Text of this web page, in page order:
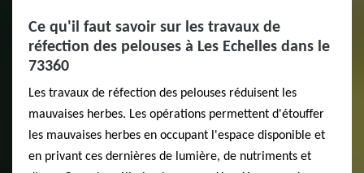
Ce qu'il faut savoir sur les travaux de
réfection des pelouses à Les Echelles dans le
73360
Les travaux de réfection des pelouses réduisent les
mauvaises herbes. Les opérations permettent d'étouffer
les mauvaises herbes en occupant l'espace disponible et
en privant ces dernières de lumière, de nutriments et